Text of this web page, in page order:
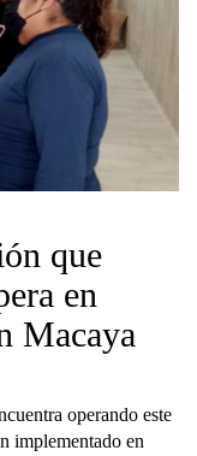
que
en
Macaya
operando este
implementado en